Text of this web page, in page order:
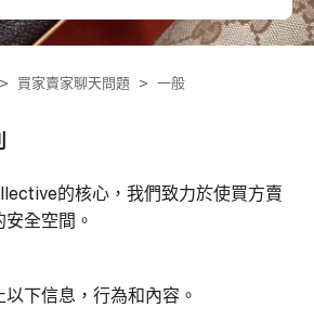
買家賣家聊天問題 一般
的核心，我們致力於使買方賣
全空間。
下信息，行為和內容。